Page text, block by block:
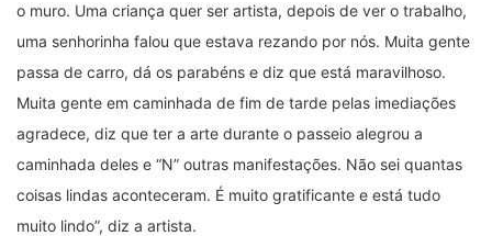
o muro. Uma criança quer ser artista, depois de ver o trabalho,
uma senhorinha falou que estava rezando por nós. Muita gente
passa de carro, dá os parabéns e diz que está maravilhoso.
Muita gente em caminhada de fim de tarde pelas imediações
agradece, diz que ter a arte durante o passeio alegrou a
caminhada deles e “N” outras manifestações. Não sei quantas
coisas lindas aconteceram. É muito gratificante e está tudo
muito lindo”, diz a artista.